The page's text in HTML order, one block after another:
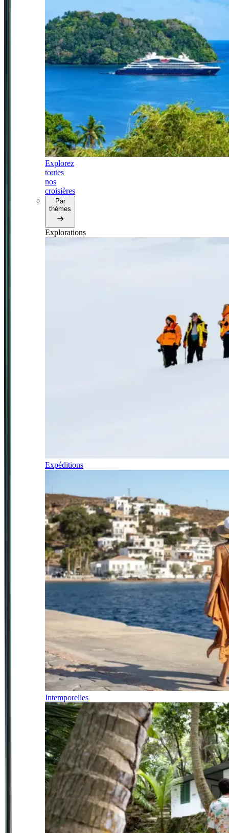
Explorez
toutes
nos
croisières
Par
thèmes
Explorations
Expéditions
Intemporelles